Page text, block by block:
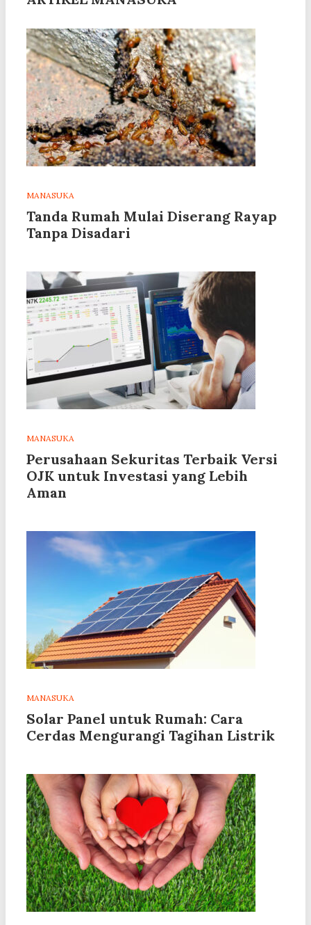
MANASUKA
Tanda Rumah Mulai Diserang Rayap
Tanpa Disadari
MANASUKA
Perusahaan Sekuritas Terbaik Versi
OJK untuk Investasi yang Lebih
Aman
MANASUKA
Solar Panel untuk Rumah: Cara
Cerdas Mengurangi Tagihan Listrik